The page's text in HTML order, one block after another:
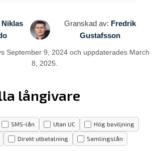
Niklas
Granskad av: Fredrik
Gustafsson
September 9, 2024 och uppdaterades March
8, 2025.
långivare
SMS-lån Utan UC Hög beviljning
Direkt utbetalning Samlingslån